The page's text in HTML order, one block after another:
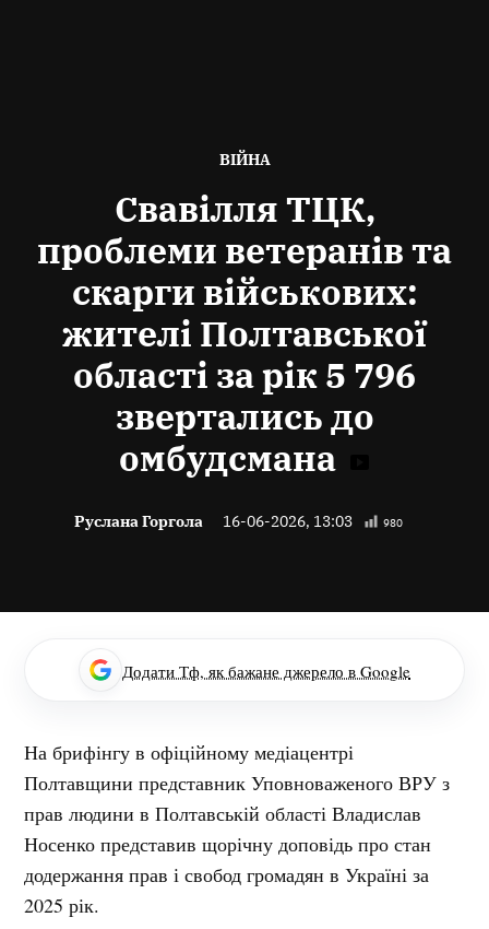
ОПУБЛІКОВАНО
ВІЙНА
Свавілля ТЦК,
проблеми ветеранів та
скарги військових:
жителі Полтавської
області за рік 5 796
звертались до
омбудсмана
Руслана Горгола 16-06-2026, 13:03 980
Додати Тф, як бажане джерело в Google
На брифінгу в офіційному медіацентрі
Полтавщини представник Уповноваженого ВРУ з
прав людини в Полтавській області Владислав
Носенко представив щорічну доповідь про стан
додержання прав і свобод громадян в Україні за
2025 рік.